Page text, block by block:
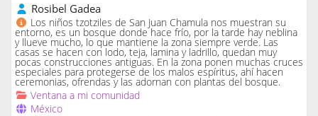
Rosibel Gadea
Los niños tzotziles de San Juan Chamula nos muestran su
entorno, es un bosque donde hace frío, por la tarde hay neblina
y llueve mucho, lo que mantiene la zona siempre verde. Las
casas se hacen con lodo, teja, lamina y ladrillo, quedan muy
pocas construcciones antiguas. En la zona ponen muchas cruces
especiales para protegerse de los malos espíritus, ahí hacen
ceremonias, ofrendas y las adornan con plantas del bosque.
Ventana a mi comunidad
México